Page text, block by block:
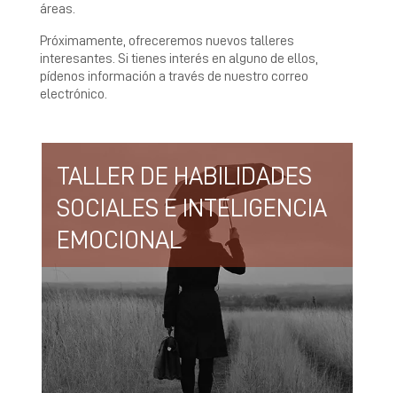
áreas.
Próximamente, ofreceremos nuevos talleres
interesantes. Si tienes interés en alguno de ellos,
pídenos información a través de nuestro correo
electrónico.
TALLER DE HABILIDADES
SOCIALES E INTELIGENCIA
EMOCIONAL